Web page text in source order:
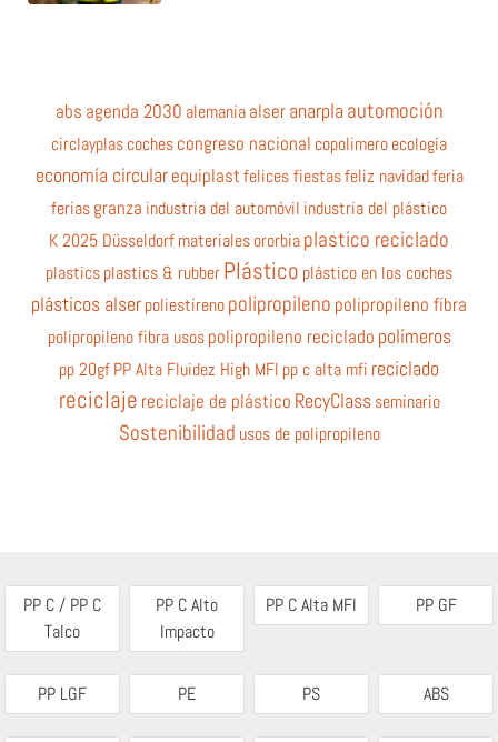
abs agenda 2030 alemania alser anarpla automoción
circlayplascochescongreso nacional copolimeroecología
economía circular equiplastfelices fiestasfeliz navidadferia
feriasgranza industria del automóvil industria del plástico
K 2025 Düsseldorfmaterialesororbiaplastico reciclado
plasticsplastics & rubberPlástico plástico en los coches
plásticos alserpoliestirenopolipropileno polipropileno fibra
polipropileno fibra usos polipropileno reciclado polímeros
pp 20gfPP Alta Fluidez High MFI pp c alta mfi reciclado
reciclaje reciclaje de plástico RecyClass seminario
Sostenibilidad usos de polipropileno
PP C / PP C
Talco
PP C Alto
Impacto
PP C Alta MFI PP GF
PP LGF PE PS ABS